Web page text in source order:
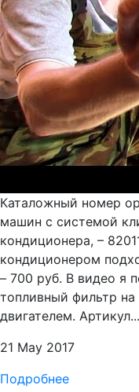
Каталожный номер
машин с системой
кондиционера, –
кондиционером
– 700 руб. В видео я
топливный фильтр
двигателем. Артикул...
21 May 2017
Подробнее